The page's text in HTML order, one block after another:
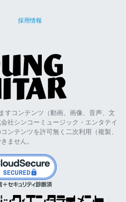
採用情報
すコンテンツ（動画、画像、音声、文
社シンコーミュージック・エンタテイ
ンテンツを許可無く二次利用（複製、
ません。